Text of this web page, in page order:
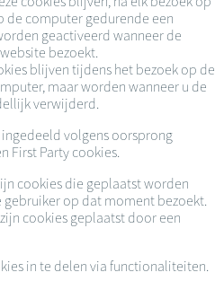
de computer gedurende een
geactiveerd wanneer de
bezoekt.
blijven tijdens het bezoek op de
maar worden wanneer u de
verwijderd.
volgens oorsprong
First Party cookies.
cookies die geplaatst worden
op dat moment bezoekt.
cookies geplaatst door een
in te delen via functionaliteiten.